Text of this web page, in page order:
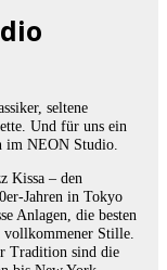
seltene
Und für uns ein
im NEON Studio.
Kissa – den
Jahren in Tokyo
Anlagen, die besten
Stille.
Tradition sind die